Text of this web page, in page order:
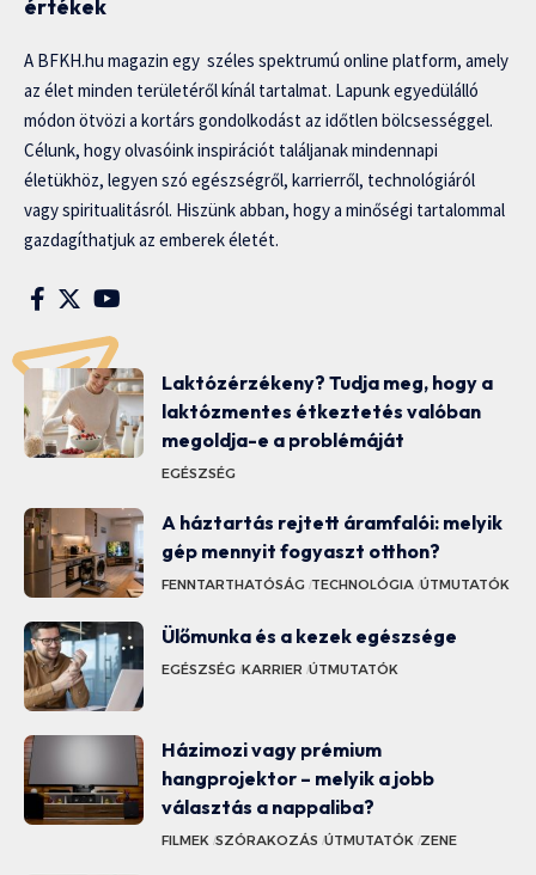
értékek
A BFKH.hu magazin egy széles spektrumú online platform, amely
az élet minden területéről kínál tartalmat. Lapunk egyedülálló
módon ötvözi a kortárs gondolkodást az időtlen bölcsességgel.
Célunk, hogy olvasóink inspirációt találjanak mindennapi
életükhöz, legyen szó egészségről, karrierről, technológiáról
vagy spiritualitásról. Hiszünk abban, hogy a minőségi tartalommal
gazdagíthatjuk az emberek életét.
Laktózérzékeny? Tudja meg, hogy a
laktózmentes étkeztetés valóban
megoldja-e a problémáját
EGÉSZSÉG
A háztartás rejtett áramfalói: melyik
gép mennyit fogyaszt otthon?
FENNTARTHATÓSÁG TECHNOLÓGIA ÚTMUTATÓK
Ülőmunka és a kezek egészsége
EGÉSZSÉG KARRIER ÚTMUTATÓK
Házimozi vagy prémium
hangprojektor – melyik a jobb
választás a nappaliba?
FILMEK SZÓRAKOZÁS ÚTMUTATÓK ZENE